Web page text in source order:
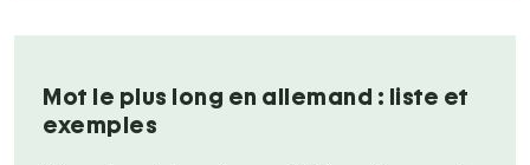
Mot le plus long en allemand : liste et
exemples